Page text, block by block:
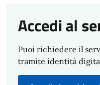
Accedi al
Puoi richiedere il
tramite identità